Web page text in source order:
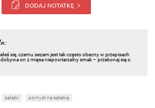
DODAJ NOTATKĘ
się, czemu sezam jest tak często obecny w przepisach
on z mięsa niepowtarzalny smak – przekonaj się o
sałatki pomysł na sałatkę